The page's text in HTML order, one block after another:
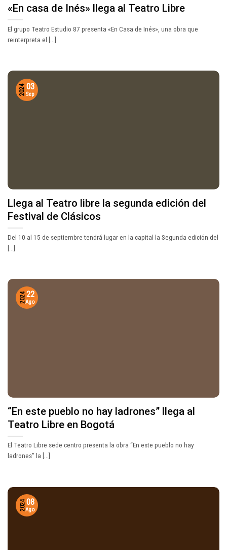
«En casa de Inés» llega al Teatro Libre
El grupo Teatro Estudio 87 presenta «En Casa de Inés», una obra que
reinterpreta el [...]
Llega al Teatro libre la segunda edición del
Festival de Clásicos
Del 10 al 15 de septiembre tendrá lugar en la capital la Segunda edición del
[...]
03
Sep
2024
“En este pueblo no hay ladrones” llega al
Teatro Libre en Bogotá
El Teatro Libre sede centro presenta la obra “En este pueblo no hay
ladrones” la [...]
22
Ago
2024
08
Ago
2024